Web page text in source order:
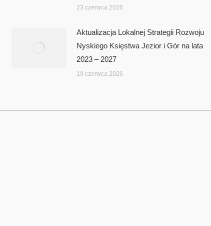
23 czerwca 2026
Aktualizacja Lokalnej Strategii Rozwoju
Nyskiego Księstwa Jezior i Gór na lata
2023 – 2027
19 czerwca 2026